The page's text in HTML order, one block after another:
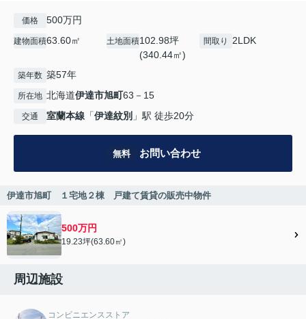
価格 500万円
建物面積63.60㎡ 土地面積102.98坪
(340.44㎡)
間取り 2LDK
築年数 築57年
所在地 北海道伊達市旭町63－15
交通 室蘭本線 「伊達紋別 」駅 徒歩20分
無料 お問い合わせ
伊達市旭町 １宅地２棟 戸建て賃貸の販売中物件
500万円
19.23坪(63.60㎡)
周辺施設
コンビニエンスストア